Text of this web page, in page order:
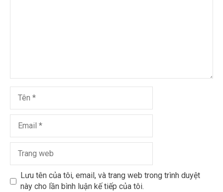
Lưu tên của tôi, email, và trang web trong trình duyệt
này cho lần bình luận kế tiếp của tôi.